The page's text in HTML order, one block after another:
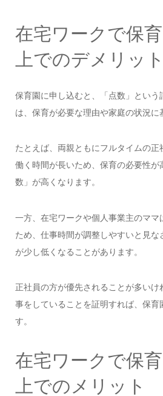
在宅ワークで保
上でのデメリット
保育園に申し込むと、「点数」という
は、保育が必要な理由や家庭の状況に
たとえば、両親ともにフルタイムの正
働く時間が長いため、保育の必要性が
数」が高くなります。
一方、在宅ワークや個人事業主のママ
ため、仕事時間が調整しやすいと見な
が少し低くなることがあります。
正社員の方が優先されることが多い
事をしていることを証明すれば、保育
す。
在宅ワークで保
上でのメリット